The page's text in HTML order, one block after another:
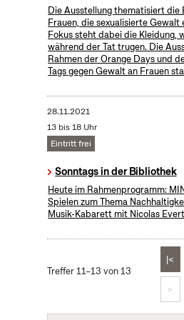
Die Ausstellung thematisiert die
Frauen, die sexualisierte Gewalt
Fokus steht dabei die Kleidung,
während der Tat trugen. Die
Rahmen der Orange Days und
Tags gegen Gewalt an Frauen
28.11.2021
13 bis 18 Uhr
Eintritt frei
Sonntags in der Bibliothek
Heute im Rahmenprogramm:
Spielen zum Thema
Musik-Kabarett mit Nicolas
Treffer 11–13 von 13
|<
>